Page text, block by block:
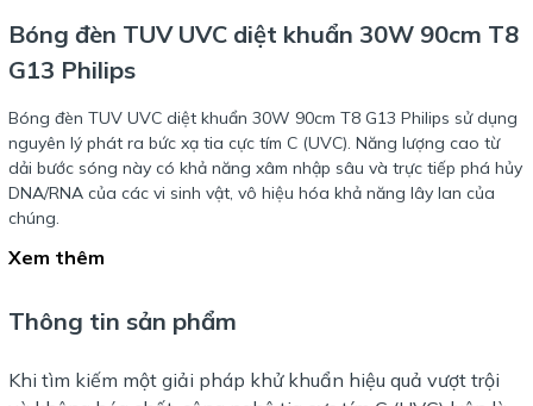
Bóng đèn TUV UVC diệt khuẩn 30W 90cm T8
G13 Philips
Bóng đèn TUV UVC diệt khuẩn 30W 90cm T8 G13 Philips sử dụng
nguyên lý phát ra bức xạ tia cực tím C (UVC). Năng lượng cao từ
dải bước sóng này có khả năng xâm nhập sâu và trực tiếp phá hủy
DNA/RNA của các vi sinh vật, vô hiệu hóa khả năng lây lan của
chúng.
Xem thêm
Thông tin sản phẩm
Khi tìm kiếm một giải pháp khử khuẩn hiệu quả vượt trội